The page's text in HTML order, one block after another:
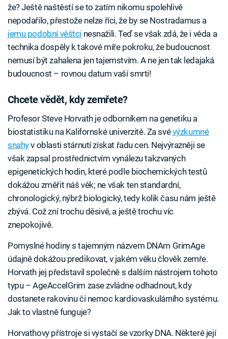
že? Ještě naštěstí se to zatím nikomu spolehlivě
nepodařilo, přestože nelze říci, že by se Nostradamus a
jemu podobní věštci nesnažili. Teď se však zdá, že i věda a
technika dospěly k takové míře pokroku, že budoucnost
nemusí být zahalena jen tajemstvím. A ne jen tak ledajaká
budoucnost – rovnou datum vaší smrti!
Chcete vědět, kdy zemřete?
Profesor Steve Horvath je odborníkem na genetiku a
biostatistiku na Kalifornské univerzitě. Za svévýzkumné
snahyv oblasti stárnutí získat řadu cen. Nejvýrazněji se
však zapsal prostřednictvím vynálezu takzvaných
epigenetických hodin, které podle biochemických testů
dokážou změřit náš věk; ne však ten standardní,
chronologický, nýbrž biologický, tedy kolik času nám ještě
zbývá. Což zní trochu děsivě, a ještě trochu víc
znepokojivě.
Pomyslné hodiny s tajemným názvem DNAm GrimAge
údajně dokážou predikovat, v jakém věku člověk zemře.
Horvath jej představil společně s dalším nástrojem tohoto
typu – AgeAccelGrim zase zvládne odhadnout, kdy
dostanete rakovinu či nemoc kardiovaskulárního systému.
Jak to vlastně funguje?
Horvathovy přístroje si vystačí se vzorky DNA. Některé její